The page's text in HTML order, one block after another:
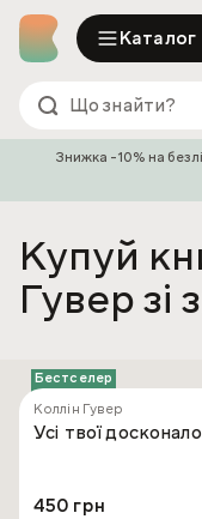
Каталог
Знижка -10% на
Купуй
Гувер
Бестселер
Коллін Гувер
Усі твої
450 грн